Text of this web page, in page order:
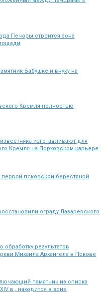
Печоры строится зона
Бабушке и внуку на
Кремля полностью
изготавливают для
Кремля на Порховском карьере
первой псковской берестяной
ограду Лазаревского
результатов
Михаила Архангела в Пскове
памятник из списка
в., находится в зоне